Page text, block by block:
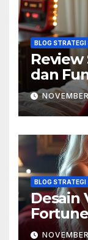
BLOG STRATEGI
dan
BLOG STRATEGI
Desain